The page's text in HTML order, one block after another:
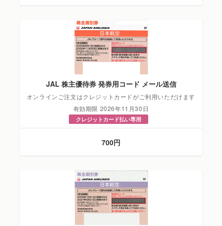
JAL 株主優待券 発券用コード メール送信
オンラインご注文はクレジットカードがご利用いただけます
有効期限 2026年11月30日
クレジットカード払い専用
700円